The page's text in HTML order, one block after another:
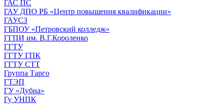
ГАС ПС
ГАУ ДПО РБ «Центр повышения квалификации»
ГАУСЗ
ГБПОУ «Петровский колледж»
ГГПИ им. В.Г.Короленко
ГГТУ
ГГТУ ГПК
ГГТУ СТТ
Группа Тарго
ГТЭП
ГУ «Дубна»
Гу УНПК